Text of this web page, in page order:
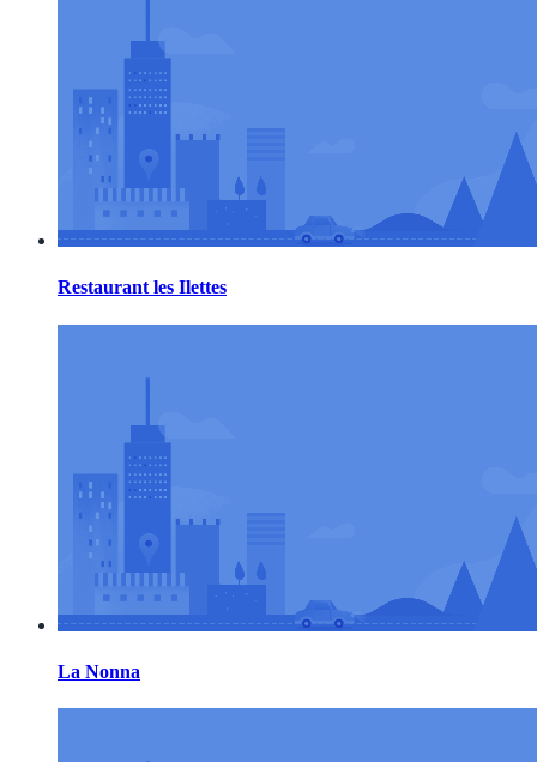
Restaurant les Ilettes
La Nonna